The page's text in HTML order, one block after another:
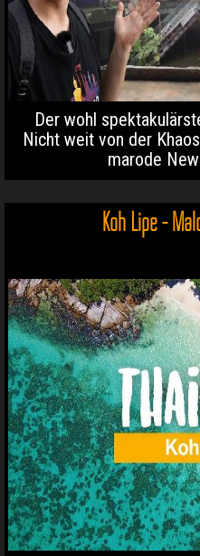
Der wohl
Nicht weit von der
marode
Koh Lipe -